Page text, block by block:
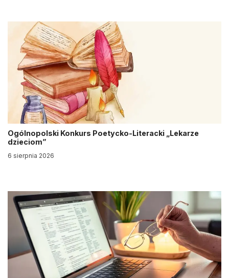
Ogólnopolski Konkurs Poetycko-Literacki „Lekarze
dzieciom”
6 sierpnia 2026